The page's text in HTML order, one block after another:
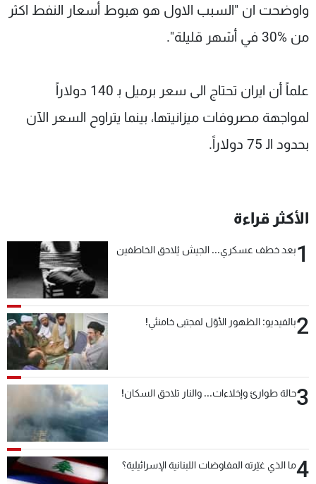
واوضحت ان "السبب الاول هو هبوط أسعار النفط اكثر
من %30 في أشهر قليلة".
علماً أن ايران تحتاج الى سعر برميل ب‍ 140 دولاراً
لمواجهة مصروفات ميزانيتها، بينما يتراوح السعر الآن
بحدود ال‍ 75 دولاراً.
الأكثر قراءة
1بعد خطف عسكري... الجيش يُلاحق الخاطفين
2بالفيديو: الظهور الأوّل لمجتبى خامنئي!
3حالة طوارئ وإخلاءات... والنار تلاحق السكان!
4ما الذي غيّرته المفاوضات اللبنانية الإسرائيلية؟